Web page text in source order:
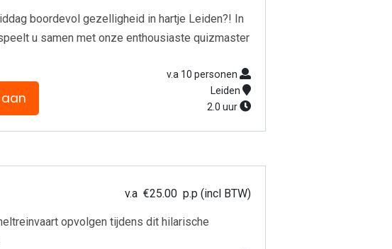
boordevol gezelligheid in hartje Leiden?! In
u samen met onze enthousiaste quizmaster
v.a 10 personen
Leiden
2.0 uur
v.a €25.00p.p (incl BTW)
opvolgen tijdens dit hilarische